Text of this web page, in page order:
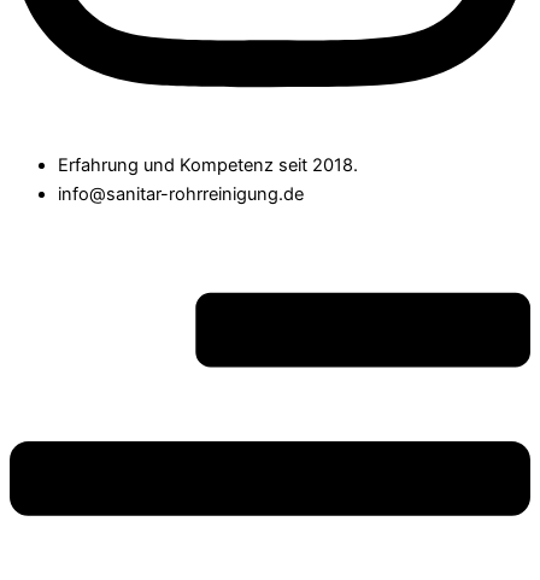
Erfahrung und Kompetenz seit 2018.
info@sanitar-rohrreinigung.de